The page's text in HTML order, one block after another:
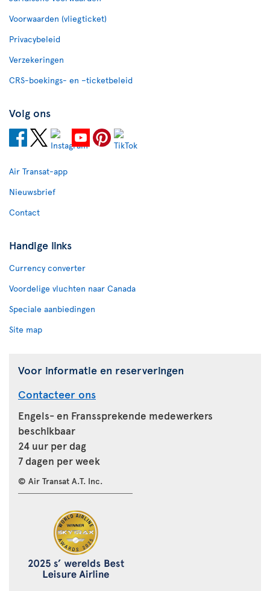
Voorwaarden (vliegticket)
Privacybeleid
Verzekeringen
CRS-boekings- en –ticketbeleid
Volg ons
Air Transat-app
Nieuwsbrief
Contact
Handige links
Currency converter
Voordelige vluchten naar Canada
Speciale aanbiedingen
Site map
Voor informatie en reserveringen
Contacteer ons
Engels- en Franssprekende medewerkers
beschikbaar
24 uur per dag
7 dagen per week
© Air Transat A.T. Inc.